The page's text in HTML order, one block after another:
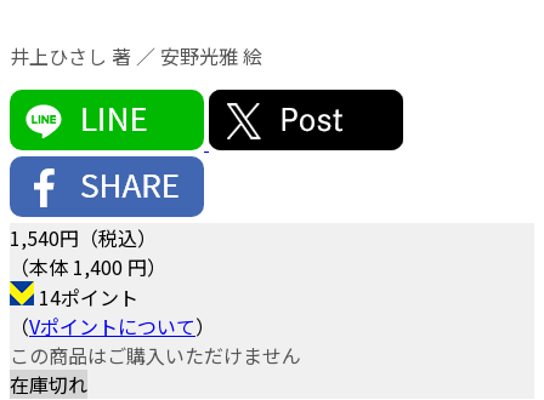
井上ひさし 著 ／ 安野光雅 絵
1,540円（税込）
（本体 1,400 円）
14ポイント
（Vポイントについて）
この商品はご購入いただけません
在庫切れ